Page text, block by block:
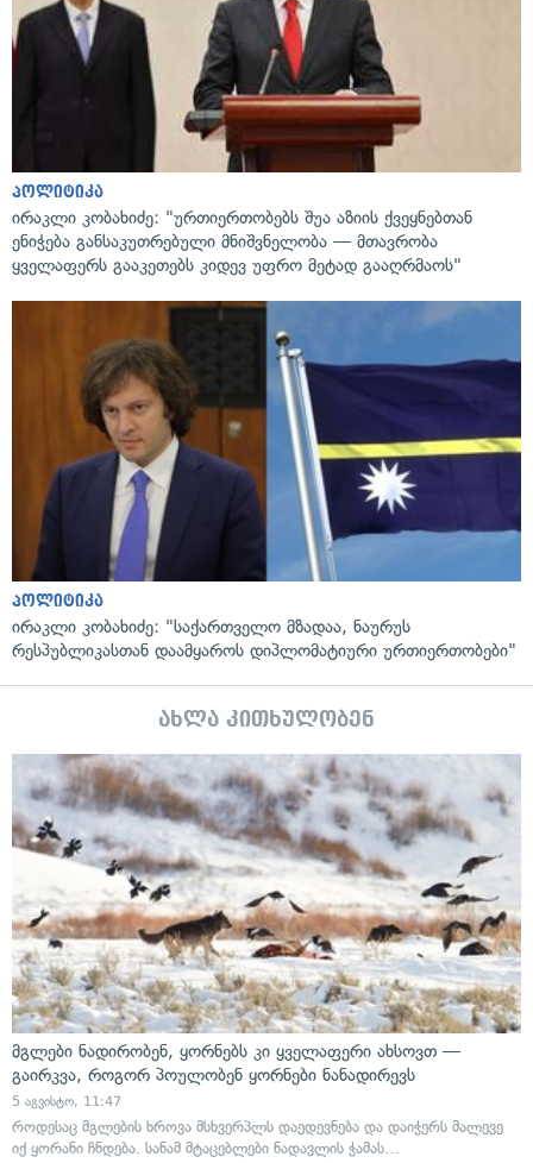
პოლიტიკა
ირაკლი კობახიძე: "ურთიერთობებს შუა აზიის ქვეყნებთან
ენიჭება განსაკუთრებული მნიშვნელობა — მთავრობა
ყველაფერს გააკეთებს კიდევ უფრო მეტად გააღრმაოს"
პოლიტიკა
ირაკლი კობახიძე: "საქართველო მზადაა, ნაურუს
რესპუბლიკასთან დაამყაროს დიპლომატიური ურთიერთობები"
ახლა კითხულობენ
მგლები ნადირობენ, ყორნებს კი ყველაფერი ახსოვთ —
გაირკვა, როგორ პოულობენ ყორნები ნანადირევს
5 აგვისტო, 11:47
როდესაც მგლების ხროვა მსხვერპლს დაედევნება და დაიჭერს მალევე
იქ ყორანი ჩნდება. სანამ მტაცებლები ნადავლის ჭამას…